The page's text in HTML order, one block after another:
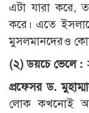
এটা যারা করে,
করে। এতে
মুসলমানদেরও
(২) ডয়চে ভেলে :
প্রফেসর ড.
লোক কখনোই